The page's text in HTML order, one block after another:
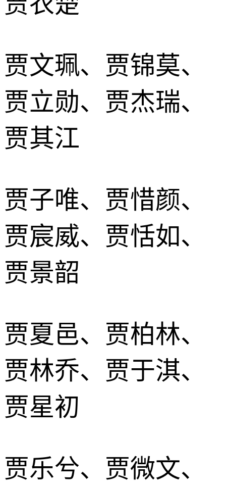
贾文珮、贾锦莫、
贾立勋、贾杰瑞、
贾其江
贾子唯、贾惜颜、
贾宸威、贾恬如、
贾景韶
贾夏邑、贾柏林、
贾林乔、贾于淇、
贾星初
贾乐兮、贾微文、